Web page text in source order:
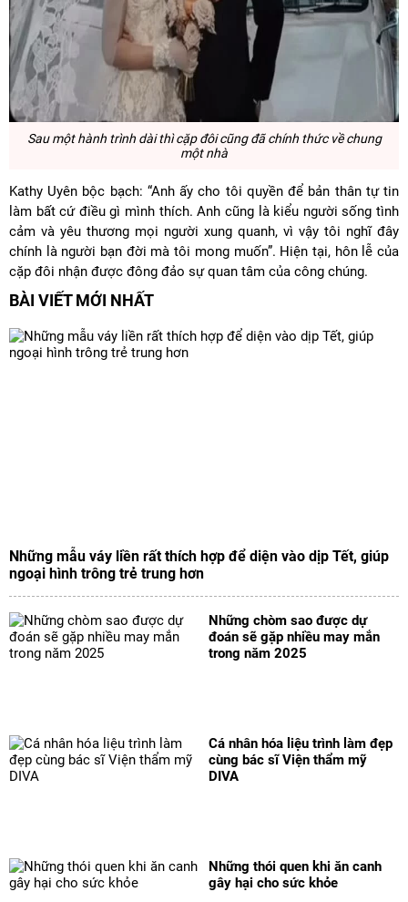
Sau một hành trình dài thì cặp đôi cũng đã chính thức về chung
một nhà
Kathy Uyên bộc bạch: “Anh ấy cho tôi quyền để bản thân tự tin
làm bất cứ điều gì mình thích. Anh cũng là kiểu người sống tình
cảm và yêu thương mọi người xung quanh, vì vậy tôi nghĩ đây
chính là người bạn đời mà tôi mong muốn”. Hiện tại, hôn lễ của
cặp đôi nhận được đông đảo sự quan tâm của công chúng.
BÀI VIẾT MỚI NHẤT
Những mẫu váy liền rất thích hợp để diện vào dịp Tết, giúp
ngoại hình trông trẻ trung hơn
Những chòm sao được dự
đoán sẽ gặp nhiều may mắn
trong năm 2025
Cá nhân hóa liệu trình làm đẹp
cùng bác sĩ Viện thẩm mỹ
DIVA
Những thói quen khi ăn canh
gây hại cho sức khỏe